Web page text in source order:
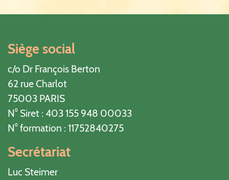
Siège social
c/o Dr François Berton
62 rue Charlot
75003 PARIS
N° Siret : 403 155 948 00033
N° formation : 11752840275
Secrétariat
Luc Steimer